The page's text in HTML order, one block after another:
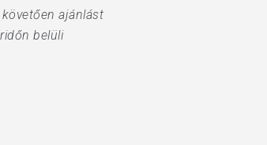
ajánlást
belüli